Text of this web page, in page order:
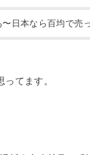
〜日本なら百均で売
てます。